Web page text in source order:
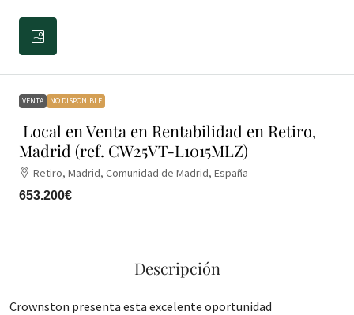
VENTA NO DISPONIBLE
Local en Venta en Rentabilidad en Retiro,
Madrid (ref. CW25VT-L1015MLZ)
Retiro, Madrid, Comunidad de Madrid, España
653.200€
Descripción
Crownston presenta esta excelente oportunidad